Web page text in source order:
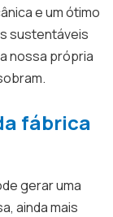
e um ótimo
sustentáveis
nossa própria
fábrica
gerar uma
ainda mais